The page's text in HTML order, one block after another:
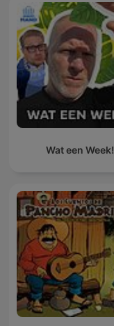
Wat een Week!